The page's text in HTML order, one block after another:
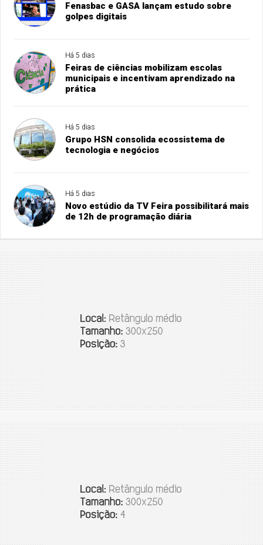
Fenasbac e GASA lançam estudo sobre
golpes digitais
Há 5 dias
Feiras de ciências mobilizam escolas
municipais e incentivam aprendizado na
prática
Há 5 dias
Grupo HSN consolida ecossistema de
tecnologia e negócios
Há 5 dias
Novo estúdio da TV Feira possibilitará mais
de 12h de programação diária